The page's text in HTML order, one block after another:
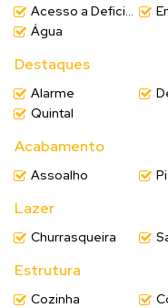
Acesso a Deficientes
Água
Destaques
Alarme
Quintal
Acabamento
Assoalho
Lazer
Churrasqueira
Estrutura
Cozinha